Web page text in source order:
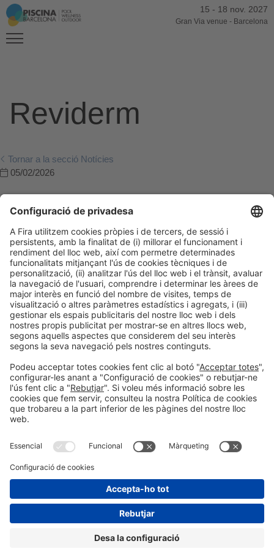
15 - 18 nov. 2027
Gran Via venue - Barcelona
Reviderm
Tornar a la secció Notícies
05/02/2026
Post Anterior
La Mixtura
Següent Post
TEAM DR. JOSEPH
Informació generalAvís legalPolítica de privacitat
Política de cookies
a les xarxes sociales
Instagram?